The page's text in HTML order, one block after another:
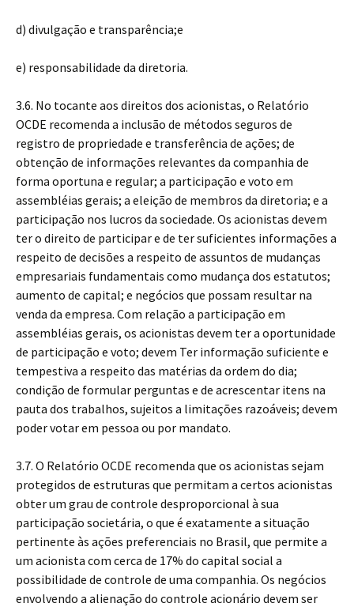
d) divulgação e transparência;e
e) responsabilidade da diretoria.
3.6. No tocante aos direitos dos acionistas, o Relatório
OCDE recomenda a inclusão de métodos seguros de
registro de propriedade e transferência de ações; de
obtenção de informações relevantes da companhia de
forma oportuna e regular; a participação e voto em
assembléias gerais; a eleição de membros da diretoria; e a
participação nos lucros da sociedade. Os acionistas devem
ter o direito de participar e de ter suficientes informações a
respeito de decisões a respeito de assuntos de mudanças
empresariais fundamentais como mudança dos estatutos;
aumento de capital; e negócios que possam resultar na
venda da empresa. Com relação a participação em
assembléias gerais, os acionistas devem ter a oportunidade
de participação e voto; devem Ter informação suficiente e
tempestiva a respeito das matérias da ordem do dia;
condição de formular perguntas e de acrescentar itens na
pauta dos trabalhos, sujeitos a limitações razoáveis; devem
poder votar em pessoa ou por mandato.
3.7. O Relatório OCDE recomenda que os acionistas sejam
protegidos de estruturas que permitam a certos acionistas
obter um grau de controle desproporcional à sua
participação societária, o que é exatamente a situação
pertinente às ações preferenciais no Brasil, que permite a
um acionista com cerca de 17% do capital social a
possibilidade de controle de uma companhia. Os negócios
envolvendo a alienação do controle acionário devem ser